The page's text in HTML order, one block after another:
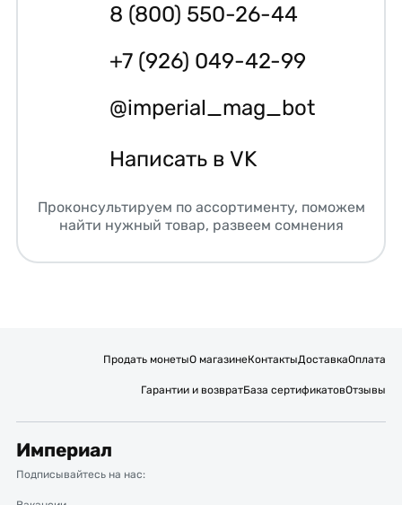
8 (800) 550-26-44
+7 (926) 049-42-99
@imperial_mag_bot
Написать в VK
Проконсультируем по ассортименту, поможем
найти нужный товар, развеем сомнения
Продать монетыО магазинеКонтактыДоставкаОплата
Гарантии и возвратБаза сертификатовОтзывы
Империал
Подписывайтесь на нас: